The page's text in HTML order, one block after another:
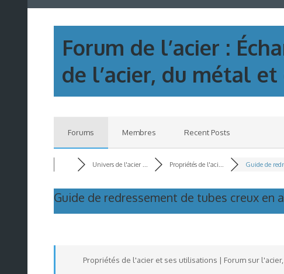
Forum de l’acier :
de l’acier, du métal
Forums Membres Recent Posts
Univers de l'acier ... Propriétés de l'aci... Guide de
Guide de redressement de tubes creux en
Propriétés de l'acier et ses utilisations | Forum sur